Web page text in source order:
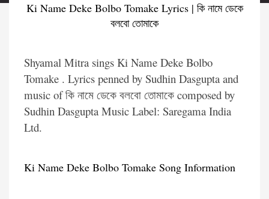
Ki Name Deke Bolbo Tomake Lyrics | কি নামে ডেকে
বলবো তোমাকে
Shyamal Mitra sings Ki Name Deke Bolbo
Tomake . Lyrics penned by Sudhin Dasgupta and
music of কি নামে ডেকে বলবো তোমাকে composed by
Sudhin Dasgupta Music Label: Saregama India
Ltd.
Ki Name Deke Bolbo Tomake Song Information